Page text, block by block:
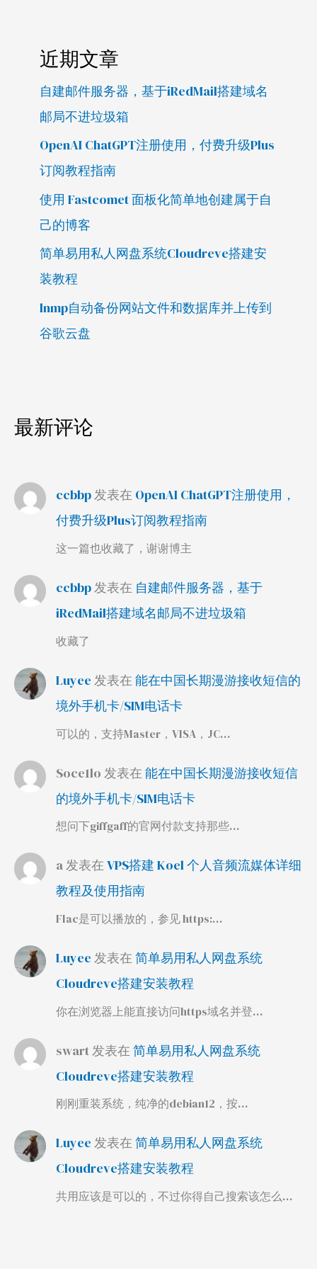
近期文章
自建邮件服务器，基于iRedMail搭建域名
邮局不进垃圾箱
OpenAI ChatGPT注册使用，付费升级Plus
订阅教程指南
使用 Fastcomet 面板化简单地创建属于自
己的博客
简单易用私人网盘系统Cloudreve搭建安
装教程
lnmp自动备份网站文件和数据库并上传到
谷歌云盘
最新评论
ccbbp发表在 OpenAI ChatGPT注册使用，
付费升级Plus订阅教程指南
这一篇也收藏了，谢谢博主
ccbbp发表在 自建邮件服务器，基于
iRedMail搭建域名邮局不进垃圾箱
收藏了
Luyee 发表在 能在中国长期漫游接收短信的
境外手机卡/SIM电话卡
可以的，支持Master，VISA，JC…
Soce1lo 发表在 能在中国长期漫游接收短信
的境外手机卡/SIM电话卡
想问下giffgaff的官网付款支持那些…
a发表在VPS搭建 Koel 个人音频流媒体详细
教程及使用指南
Flac是可以播放的，参见 https:…
Luyee 发表在 简单易用私人网盘系统
Cloudreve搭建安装教程
你在浏览器上能直接访问https域名并登…
swart发表在 简单易用私人网盘系统
Cloudreve搭建安装教程
刚刚重装系统，纯净的debian12，按…
Luyee 发表在简单易用私人网盘系统
Cloudreve搭建安装教程
共用应该是可以的，不过你得自己搜索该怎么…